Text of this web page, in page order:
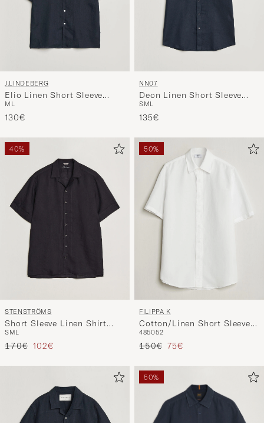
J.LINDEBERG
Elio Linen Short Sleeve
Shirt Navy
M L
130€
NN07
Deon Linen Short Sleeve
Shirt Navy Blue
SML
135€
40%
STENSTRÖMS
Short Sleeve Linen Shirt
Black
SML
Regulärer Preis
170€ Reduzierter Preis
102€
50%
FILIPPA K
Cotton/Linen Short Sleeve
Shirt White
485052
Regulärer Preis
150€ Reduzierter Preis
75€
50%